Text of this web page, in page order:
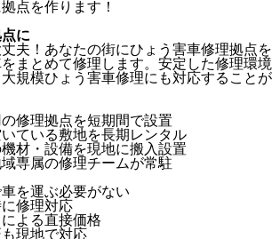
に
夫！あなたの街にひょう害車修理拠点を
まとめて修理します。安定した修理環境
規模ひょう害車修理にも対応することが
修理拠点を短期間で設置
ている敷地を長期レンタル
材・設備を現地に搬入設置
専属の修理チームが常駐
を運ぶ必要がない
修理対応
よる直接価格
現地で対応